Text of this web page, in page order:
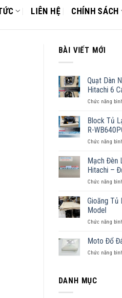
LIÊN HỆ CHÍNH SÁCH
BÀI VIẾT MỚI
Quạt Dàn
Hitachi 6
Chức năng
Block Tủ
R-
Chức năng
Mạch Đèn
Hitachi –
Chức năng
Gioăng Tủ
Model
Chức năng
Moto Đổ
Chức năng
DANH MỤC